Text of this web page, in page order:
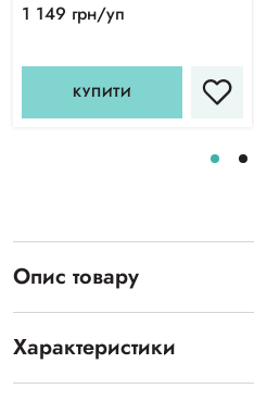
1 149 грн/уп
КУПИТИ
Опис товару
Характеристики